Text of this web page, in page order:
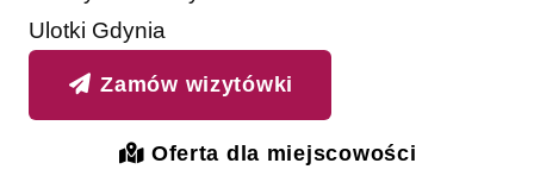
Ulotki Gdynia
Zamów wizytówki
Oferta dla miejscowości